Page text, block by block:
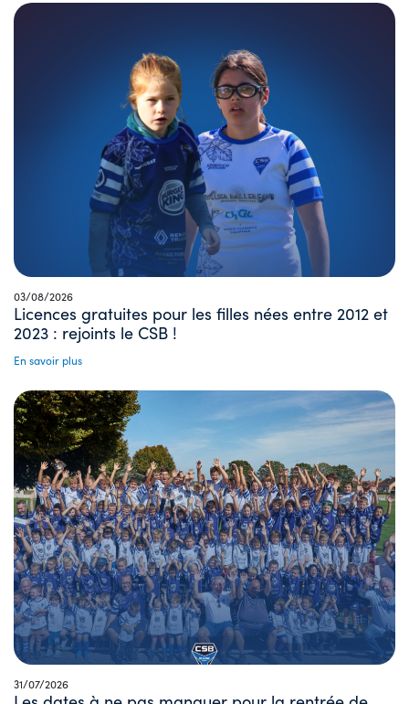
03/08/2026
Licences gratuites pour les filles nées entre 2012 et
2023 : rejoints le CSB !
En savoir plus
31/07/2026